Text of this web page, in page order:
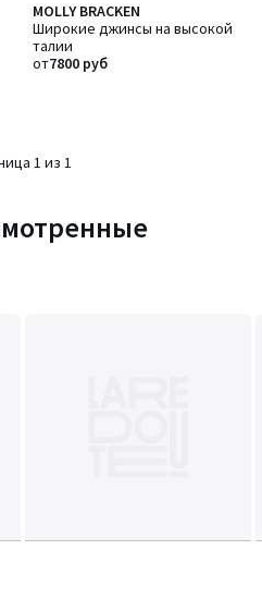
MOLLY BRACKEN
Широкие джинсы на высокой
талии
от7800 руб
1 из 1